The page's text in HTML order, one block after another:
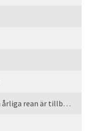
Games Made in Sweden 2026 – Den årliga rean är tillbaka